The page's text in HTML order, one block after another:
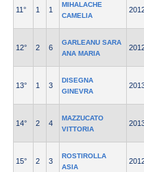
11° 1 1
MIHALACHE
CAMELIA
12° 2 6
GARLEANU SARA
ANA MARIA
13° 1 3
DISEGNA
GINEVRA
14° 2 4
MAZZUCATO
VITTORIA
15° 2 3
ROSTIROLLA
ASIA